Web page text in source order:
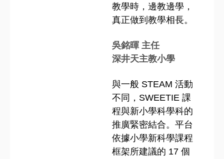
教學時，邊教邊學，
真正做到教學相長。
吳銘暉 主任
深井天主教小學
與一般 STEAM 活動
不同，SWEETIE 課
程與新小學科學科的
推廣緊密結合。平台
依據小學新科學課程
框架所建議的 17 個